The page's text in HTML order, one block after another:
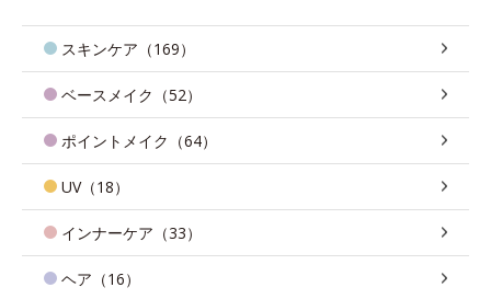
スキンケア（169）
ベースメイク（52）
ポイントメイク（64）
UV（18）
インナーケア（33）
ヘア（16）